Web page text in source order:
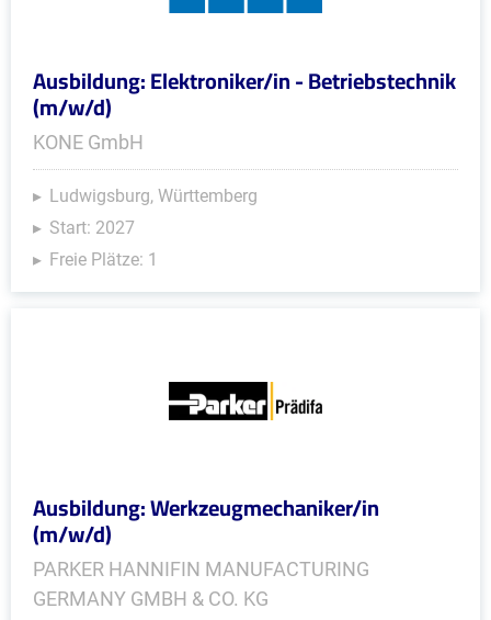
Ausbildung: Elektroniker/in - Betriebstechnik
(m/w/d)
KONE GmbH
Ludwigsburg, Württemberg
Start: 2027
Freie Plätze: 1
Ausbildung: Werkzeugmechaniker/in
(m/w/d)
PARKER HANNIFIN MANUFACTURING
GERMANY GMBH & CO. KG